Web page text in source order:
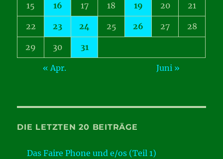
15 16 17 18 19 20 21
22 23 24 25 26 27 28
29 30 31
« Apr. Juni »
DIE LETZTEN 20 BEITRÄGE
Das Faire Phone und e/os (Teil 1)